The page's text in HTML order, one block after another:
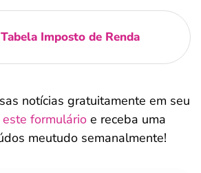
Tabela Imposto de Renda
notícias gratuitamente em seu
este formulário e receba uma
meutudo semanalmente!